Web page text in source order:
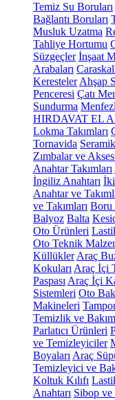
Temiz Su Boruları
Bağlantı Boruları
Musluk Uzatma
Tahliye Hortumu
Süzgeçler İnşaat
Arabaları
Keresteler Ahşap
Penceresi Çatı
Sundurma
HIRDAVAT EL
Lokma Takımları
Tornavida
Zımbalar ve
Anahtar Takımları
İngiliz Anahtarı İki
Anahtar ve
ve Takımları Boru
Balyoz Balta
Oto Ürünleri
Oto Teknik
Küllükler Araç
Kokuları Araç İçi
Paspası Araç İçi
Sistemleri Oto
Makineleri
Temizlik ve
Parlatıcı Ürünleri
ve Temizleyiciler
Boyaları Araç
Temizleyici ve
Koltuk Kılıfı
Anahtarı Sibop ve